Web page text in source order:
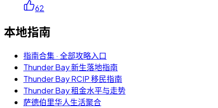
62
本地指南
指南合集 · 全部攻略入口
Thunder Bay 新生落地指南
Thunder Bay RCIP 移民指南
Thunder Bay 租金水平与走势
萨德伯里华人生活聚合